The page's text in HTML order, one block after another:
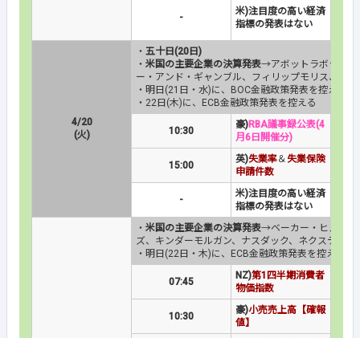
-
米)注目度の高い経済
指標の発表はない
4/20
(火)
・ 五十日(20日)
・ 米国の主要企業の決算発表→アボットラボラトリ
ー・アンド・ギャンブル、フィリップモリス、ト
・明日(21日・水)に、BOC金融政策発表を控える
・22日(木)に、ECB金融政策発表を控える
10:30
豪)RBA議事録公表(4
月6日開催分)
15:00
英)失業率＆失業保険
申請件数
-
米)注目度の高い経済
指標の発表はない
・ 米国の主要企業の決算発表→ベーカー・ヒューズ
ズ、キンダーモルガン、ナスダック、ネクステラ・
・明日(22日・木)に、ECB金融政策発表を控える
07:45
NZ)第1四半期消費者
物価指数
10:30
豪)小売売上高【確報
値】